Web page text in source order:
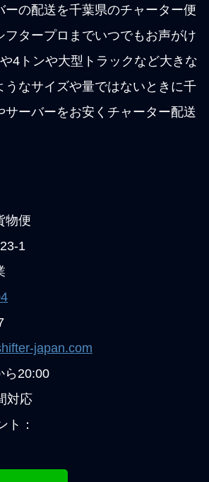
ーの配送を千葉県のチャーター便
フタープロまでいつでもお声がけ
4トンや大型トラックなど大きな
うなサイズや量ではないときに千
サーバーをお安くチャーター配送
物便
1
japan.com
ら20:00
対応
ト：